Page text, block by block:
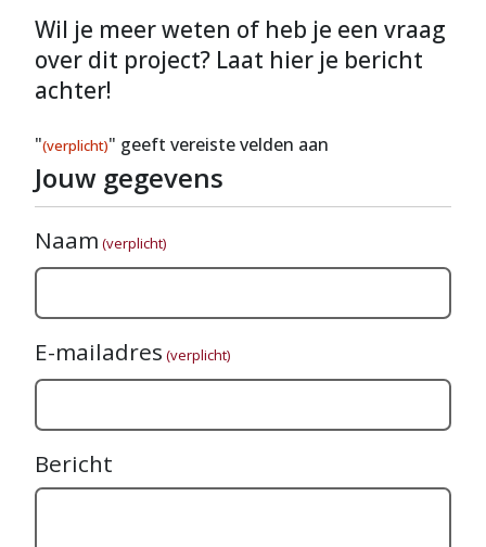
Wil je meer weten of heb je een vraag
over dit project? Laat hier je bericht
achter!
"(verplicht)" geeft vereiste velden aan
Jouw gegevens
Naam (verplicht)
E-mailadres (verplicht)
Bericht